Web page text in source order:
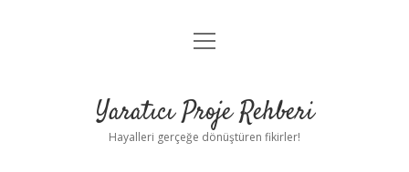
Anasayfa
Yasal Uyarı
menüyü
Yaratıcı Proje Rehberi
Hayalleri gerçeğe dönüştüren fikirler!